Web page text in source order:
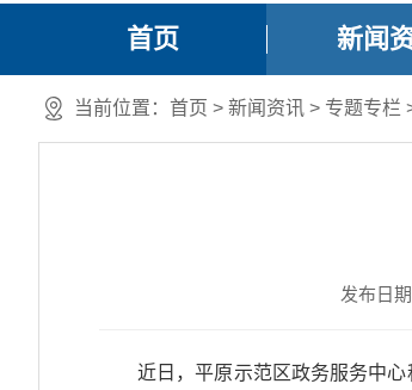
首页 新闻
当前位置： 首页 > 新闻资讯 > 专题专栏
发布日
近日，平原示范区政务服务中